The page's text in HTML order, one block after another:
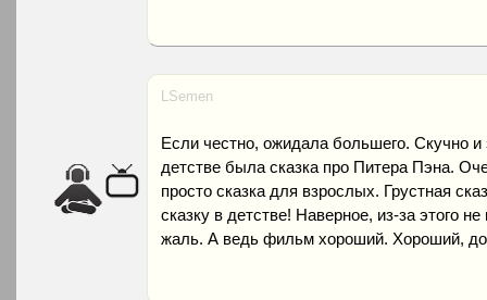
LSemen
Если честно, ожидала большего. Скучно
детстве была сказка про Питера Пэна.
просто сказка для взрослых. Грустная
сказку в детстве! Наверное, из-за этого
жаль. А ведь фильм хороший. Хороший,